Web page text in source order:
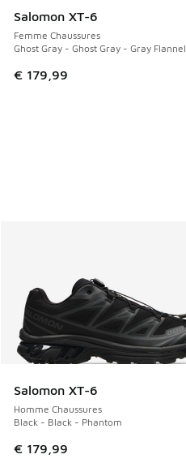
Salomon XT-6
Femme Chaussures
Ghost Gray - Ghost Gray - Gray Flannel
€ 179,99
Salomon XT-6
Homme Chaussures
Black - Black - Phantom
€ 179,99